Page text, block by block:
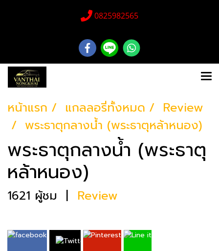
0825982565
หน้าแรก แกลลอรี่ทั้งหมด
Review
พระธาตุกลางน้ำ (พระธาตุหล้าหนอง)
พระธาตุกลางน้ำ (พระธาตุ
หล้าหนอง)
1621 ผู้ชม | Review